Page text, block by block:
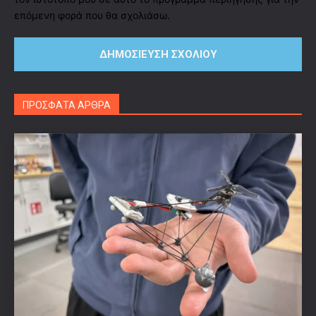
επόμενη φορά που θα σχολιάσω.
ΠΡΟΣΦΑΤΑ ΑΡΘΡΑ